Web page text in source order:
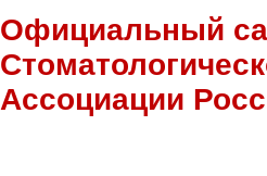
Официальный
Ассоциации